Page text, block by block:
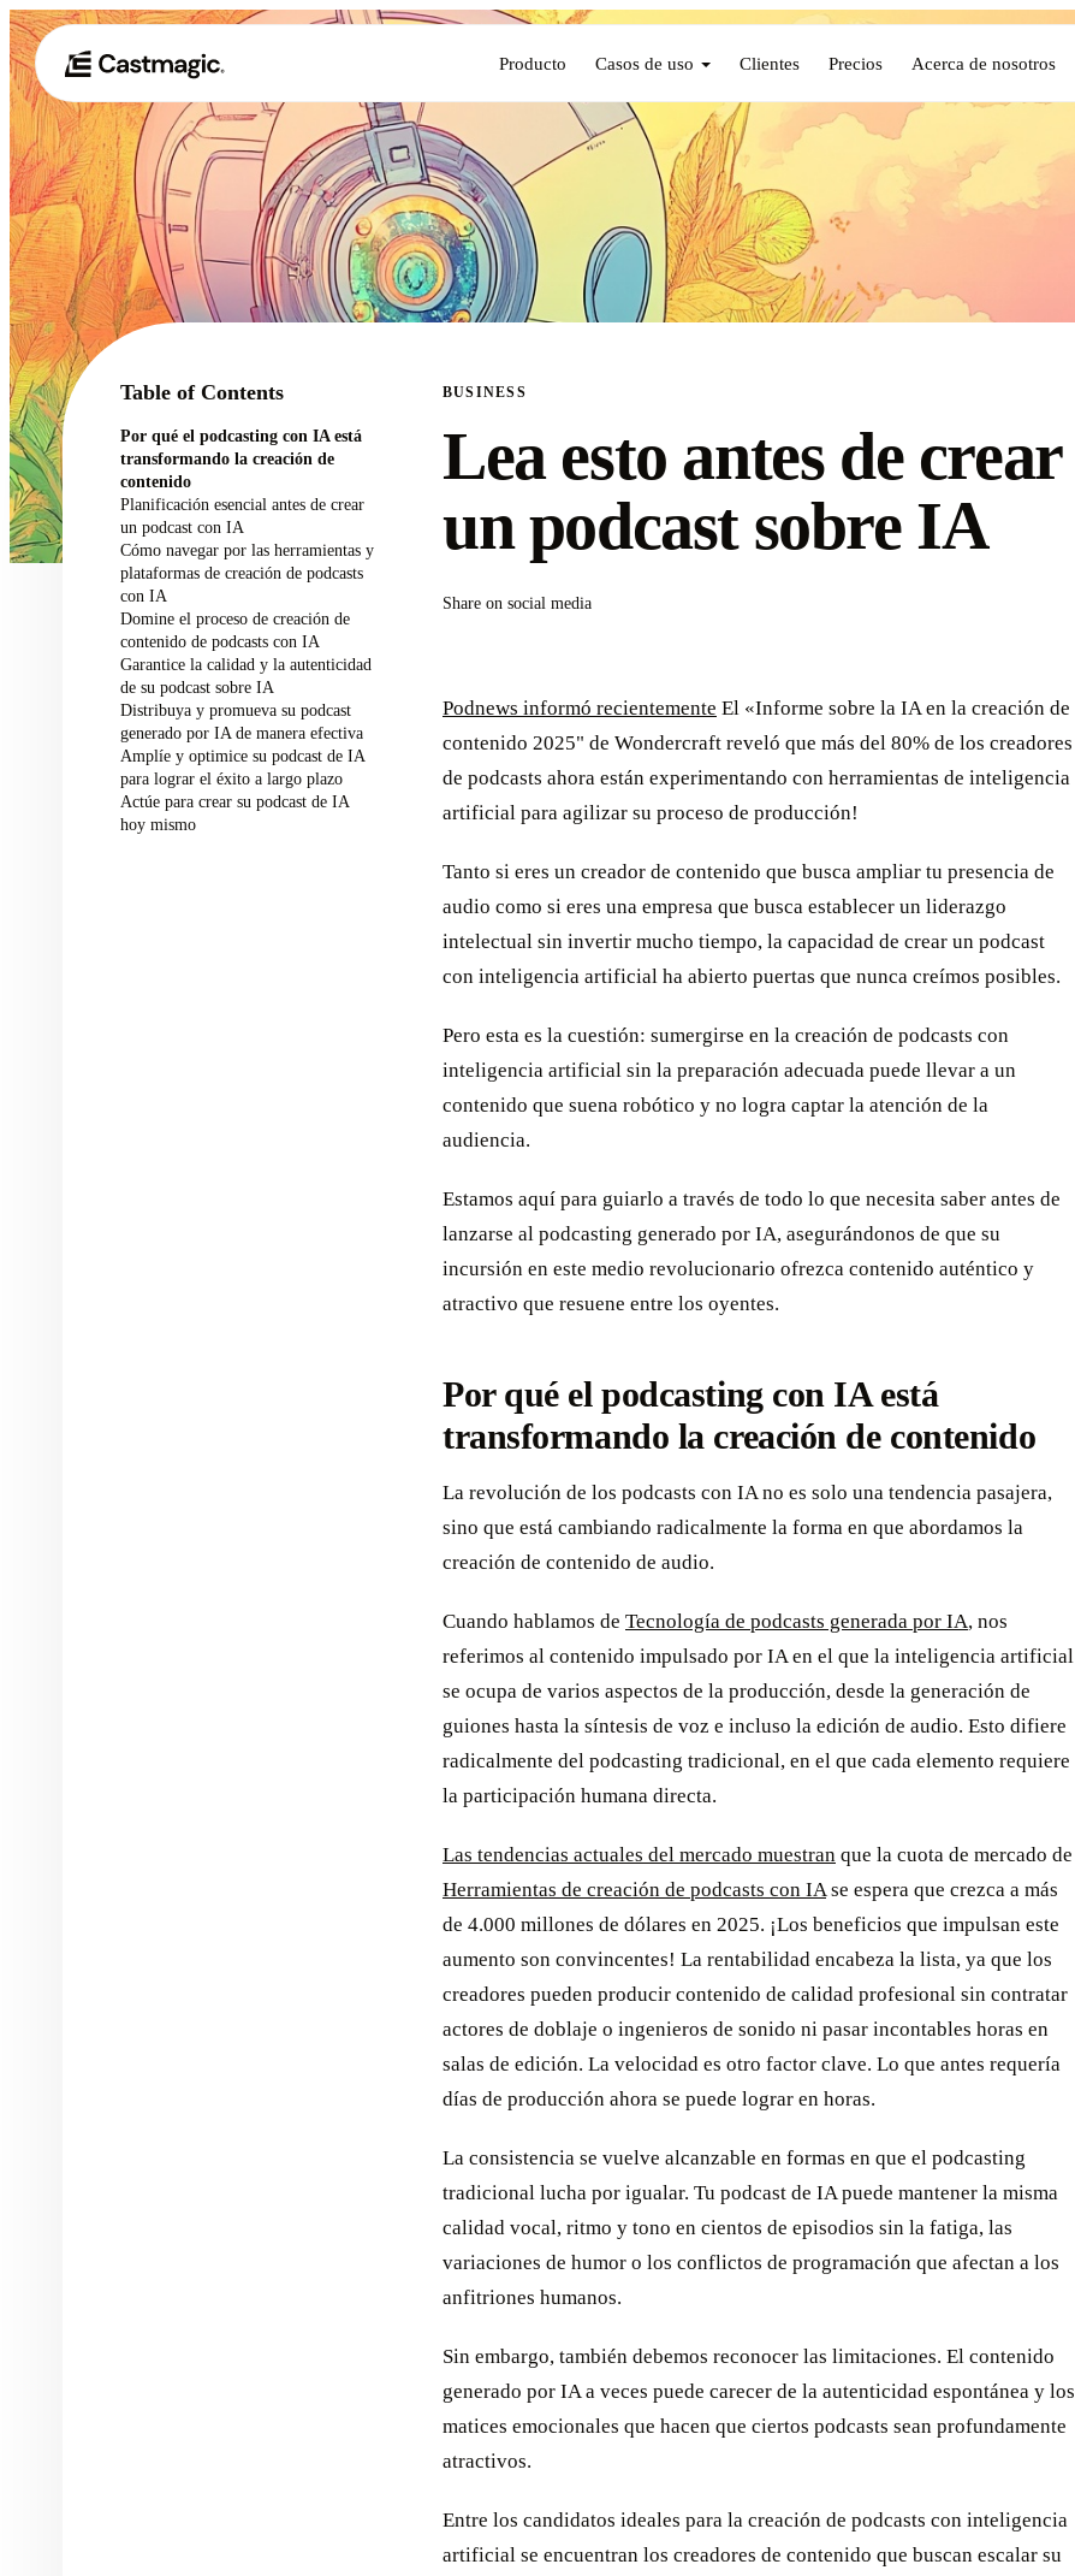
Producto Casos de uso Clientes Precios Acerca de nosotros
Table of Contents
Por qué el podcasting con IA está
transformando la creación de
contenido
Planificación esencial antes de crear
un podcast con IA
Cómo navegar por las herramientas y
plataformas de creación de podcasts
con IA
Domine el proceso de creación de
contenido de podcasts con IA
Garantice la calidad y la autenticidad
de su podcast sobre IA
Distribuya y promueva su podcast
generado por IA de manera efectiva
Amplíe y optimice su podcast de IA
para lograr el éxito a largo plazo
Actúe para crear su podcast de IA
hoy mismo
BUSINESS
Lea esto antes de crear
un podcast sobre IA
Share on social media
Podnews informó recientemente El «Informe sobre la IA en la creación de
contenido 2025" de Wondercraft reveló que más del 80% de los creadores
de podcasts ahora están experimentando con herramientas de inteligencia
artificial para agilizar su proceso de producción!
Tanto si eres un creador de contenido que busca ampliar tu presencia de
audio como si eres una empresa que busca establecer un liderazgo
intelectual sin invertir mucho tiempo, la capacidad de crear un podcast
con inteligencia artificial ha abierto puertas que nunca creímos posibles.
Pero esta es la cuestión: sumergirse en la creación de podcasts con
inteligencia artificial sin la preparación adecuada puede llevar a un
contenido que suena robótico y no logra captar la atención de la
audiencia.
Estamos aquí para guiarlo a través de todo lo que necesita saber antes de
lanzarse al podcasting generado por IA, asegurándonos de que su
incursión en este medio revolucionario ofrezca contenido auténtico y
atractivo que resuene entre los oyentes.
Por qué el podcasting con IA está
transformando la creación de contenido
La revolución de los podcasts con IA no es solo una tendencia pasajera,
sino que está cambiando radicalmente la forma en que abordamos la
creación de contenido de audio.
Cuando hablamos de Tecnología de podcasts generada por IA, nos
referimos al contenido impulsado por IA en el que la inteligencia artificial
se ocupa de varios aspectos de la producción, desde la generación de
guiones hasta la síntesis de voz e incluso la edición de audio. Esto difiere
radicalmente del podcasting tradicional, en el que cada elemento requiere
la participación humana directa.
Las tendencias actuales del mercado muestran que la cuota de mercado de
Herramientas de creación de podcasts con IA se espera que crezca a más
de 4.000 millones de dólares en 2025. ¡Los beneficios que impulsan este
aumento son convincentes! La rentabilidad encabeza la lista, ya que los
creadores pueden producir contenido de calidad profesional sin contratar
actores de doblaje o ingenieros de sonido ni pasar incontables horas en
salas de edición. La velocidad es otro factor clave. Lo que antes requería
días de producción ahora se puede lograr en horas.
La consistencia se vuelve alcanzable en formas en que el podcasting
tradicional lucha por igualar. Tu podcast de IA puede mantener la misma
calidad vocal, ritmo y tono en cientos de episodios sin la fatiga, las
variaciones de humor o los conflictos de programación que afectan a los
anfitriones humanos.
Sin embargo, también debemos reconocer las limitaciones. El contenido
generado por IA a veces puede carecer de la autenticidad espontánea y los
matices emocionales que hacen que ciertos podcasts sean profundamente
atractivos.
Entre los candidatos ideales para la creación de podcasts con inteligencia
artificial se encuentran los creadores de contenido que buscan escalar su